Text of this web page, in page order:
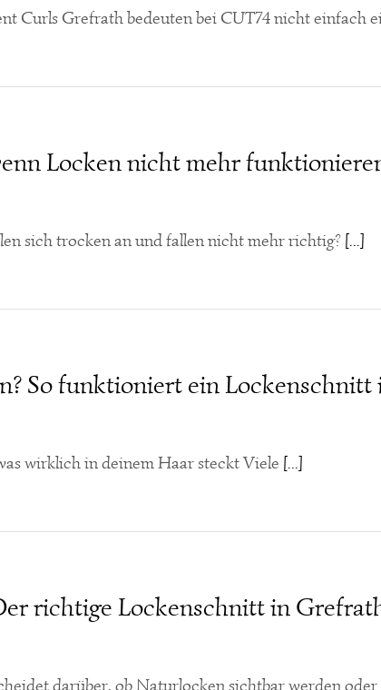
Curls Grefrath bedeuten bei CUT74 nicht einfach
Locken nicht mehr
sich trocken an und fallen nicht mehr richtig? [...]
So funktioniert ein
wirklich in deinem Haar steckt Viele [...]
richtige Lockenschnitt in
darüber, ob Naturlocken sichtbar werden